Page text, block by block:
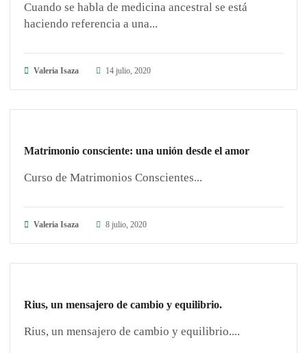
Cuando se habla de medicina ancestral se está
haciendo referencia a una...
Valeria Isaza 14 julio, 2020
Matrimonio consciente: una unión desde el amor
Curso de Matrimonios Conscientes...
Valeria Isaza 8 julio, 2020
Rius, un mensajero de cambio y equilibrio.
Rius, un mensajero de cambio y equilibrio....